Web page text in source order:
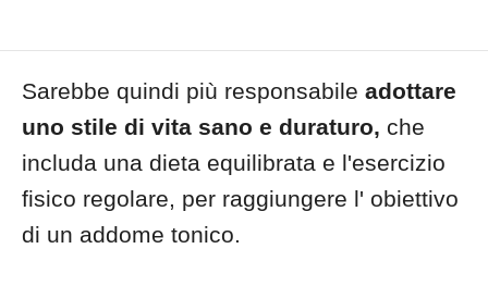
Sarebbe quindi più responsabile adottare
uno stile di vita sano e duraturo, che
includa una dieta equilibrata e l'esercizio
fisico regolare, per raggiungere l' obiettivo
di un addome tonico.